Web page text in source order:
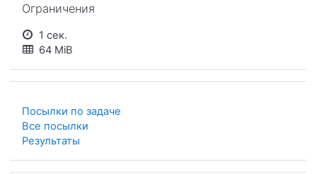
Ограничения
1 сек.
64 MiB
Посылки по задаче
Все посылки
Результаты